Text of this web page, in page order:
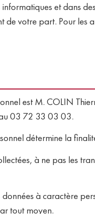
et dans
votre part. Pour les
est M. COLIN
03 72 33 03 03.
détermine la
à ne pas les
à caractère
tout moyen.